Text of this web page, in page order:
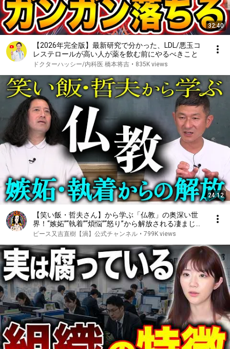
32:40
【2026年完全版】最新研究で分かった、LDL/悪玉コ
レステロールが高い人が薬を飲む前にやるべきこと
ドクターハッシー/内科医 橋本将吉 • 835K views
24:12
【笑い飯・哲夫さん】から学ぶ「仏教」の奥深い世
界！“嫉妬”“執着”“煩悩”“怒り”から解放される凄まじい
思考とは？ゲストを招いてトークする新企画始動！
ピース又吉直樹【渦】公式チャンネル • 799K views